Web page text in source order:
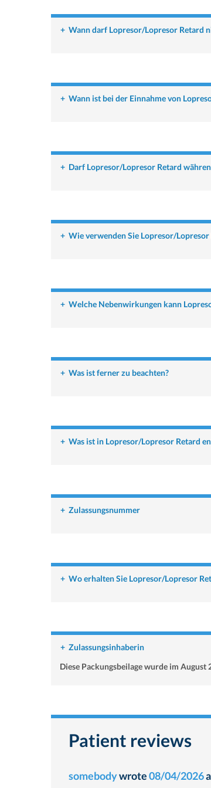
+ Wann darf Lopresor/Lopresor Retard
+ Wann ist bei der Einnahme von
+ Darf Lopresor/Lopresor Retard
+ Wie verwenden Sie Lopresor/Lopresor
+ Welche Nebenwirkungen kann
+ Was ist ferner zu beachten?
+ Was ist in Lopresor/Lopresor Retard
+ Zulassungsnummer
+ Wo erhalten Sie Lopresor/Lopresor
+ Zulassungsinhaberin
Diese Packungsbeilage wurde im
Patient reviews
somebodywrote08/04/2026